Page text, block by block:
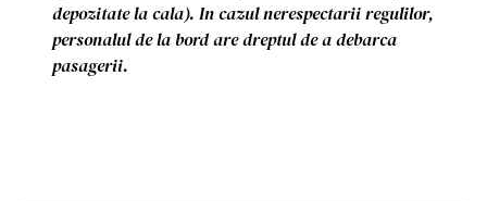
depozitate la cala). In cazul nerespectarii regulilor,
personalul de la bord are dreptul de a debarca
pasagerii.